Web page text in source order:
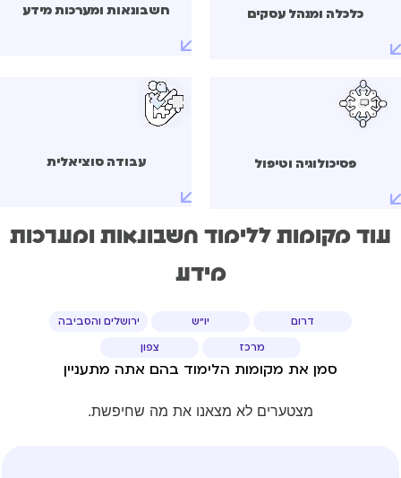
כלכלה ומנהל עסקים חשבונאות ומערכות מידע
פסיכולוגיה וטיפול עבודה סוציאלית
עוד מקומות ללימוד חשבונאות ומערכות
מידע
דרום יו"ש
ירושלים והסביבה
מרכז
צפון
סמן את מקומות הלימוד בהם אתה מתעניין
מצטערים לא מצאנו את מה שחיפשת.